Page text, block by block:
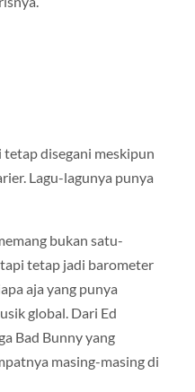
disegani meskipun
Lagu-lagunya punya
bukan satu-
tetap jadi barometer
aja yang punya
global. Dari Ed
Bad Bunny yang
masing-masing di